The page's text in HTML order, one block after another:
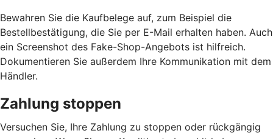
Bewahren Sie die Kaufbelege auf, zum Beispiel die
Bestellbestätigung, die Sie per E-Mail erhalten haben. Auch
ein Screenshot des Fake-Shop-Angebots ist hilfreich.
Dokumentieren Sie außerdem Ihre Kommunikation mit dem
Händler.
Zahlung stoppen
Versuchen Sie, Ihre Zahlung zu stoppen oder rückgängig